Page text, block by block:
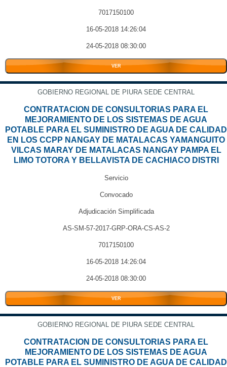
7017150100
16-05-2018 14:26:04
24-05-2018 08:30:00
VER
GOBIERNO REGIONAL DE PIURA SEDE CENTRAL
CONTRATACION DE CONSULTORIAS PARA EL
MEJORAMIENTO DE LOS SISTEMAS DE AGUA
POTABLE PARA EL SUMINISTRO DE AGUA DE CALIDAD
EN LOS CCPP NANGAY DE MATALACAS YAMANGUITO
VILCAS MARAY DE MATALACAS NANGAY PAMPA EL
LIMO TOTORA Y BELLAVISTA DE CACHIACO DISTRI
Servicio
Convocado
Adjudicación Simplificada
AS-SM-57-2017-GRP-ORA-CS-AS-2
7017150100
16-05-2018 14:26:04
24-05-2018 08:30:00
VER
GOBIERNO REGIONAL DE PIURA SEDE CENTRAL
CONTRATACION DE CONSULTORIAS PARA EL
MEJORAMIENTO DE LOS SISTEMAS DE AGUA
POTABLE PARA EL SUMINISTRO DE AGUA DE CALIDAD